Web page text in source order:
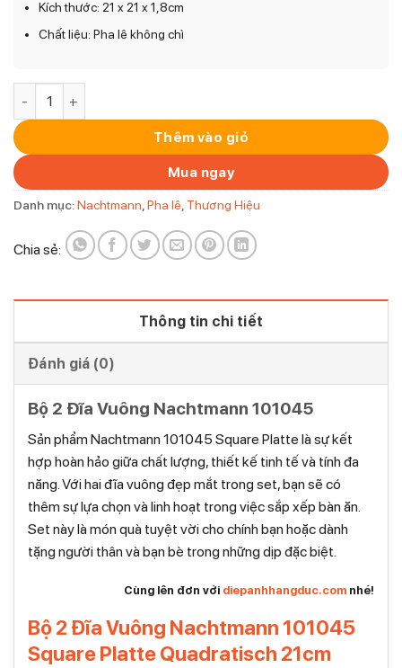
Kích thước: 21 x 21 x 1,8cm
Chất liệu: Pha lê không chì
Bộ 2 Đĩa Vuông Nachtmann 101045 Square Platte
Thêm vào giỏ
Mua ngay
Danh mục:Nachtmann Pha lê Thương Hiệu
Chia sẻ:
Thông tin chi tiết
Đánh giá (0)
Bộ 2 Đĩa Vuông Nachtmann 101045
Sản phẩm Nachtmann 101045 Square Platte là sự kết
hợp hoàn hảo giữa chất lượng, thiết kế tinh tế và tính đa
năng. Với hai đĩa vuông đẹp mắt trong set, bạn sẽ có
thêm sự lựa chọn và linh hoạt trong việc sắp xếp bàn ăn.
Set này là món quà tuyệt vời cho chính bạn hoặc dành
tặng người thân và bạn bè trong những dịp đặc biệt.
Cùng lên đơn với diepanhhangduc.com nhé!
Bộ 2 Đĩa Vuông Nachtmann 101045
Square Platte Quadratisch 21cm